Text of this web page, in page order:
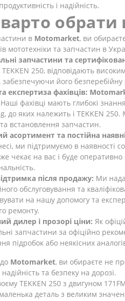
і надійність.
в Motomarket, ви
мототехніки та запчастин в
запчастини та
250, відповідають
забезпечуючи його
експертиза фахівців:
Наші фахівці мають глибокі
до яких належить і TEKKEN
встановлення запчастин.
асортимент та постійна
ми підтримуємо в
чекає на вас і буде
після продажу: Ми
обслуговування та
на нашу допомогу та
ремонту.
дилер і прозорі ціни: Як
запчастини за офіційно
підробок або неякісних
Motomarket, ви обираєте не
надійність та безпеку на дорозі.
TEKKEN 250 з двигуном
деталь з великим